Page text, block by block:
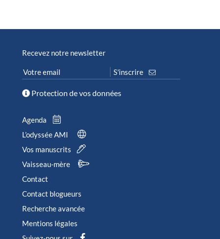
Recevez notre newsletter
Protection de vos données
Agenda
L’odyssée AMI
Vos manuscrits
Vaisseau-mère
Contact
Contact blogueurs
Recherche avancée
Mentions légales